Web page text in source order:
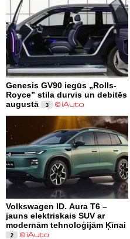
Genesis GV90 iegūs „Rolls-
Royce” stila durvis un debitēs
augustā
3
Volkswagen ID. Aura T6 –
jauns elektriskais SUV ar
modernām tehnoloģijām Ķīnai
2